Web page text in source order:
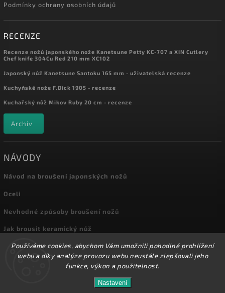
Používáme cookies, abychom Vám umožnili pohodlné prohlížení
webu a díky analýze provozu webu neustále zlepšovali jeho
funkce, výkon a použitelnost.
Nastavení
Přes 8000 nožů a dalšího příslušenství máme skladem
Podmínky ochrany osobních údajů
RECENZE
Recenze nožů japonského nože Kanetsune Petty KC-707 a XIN Cutlery
Chef knife 304Cu Red 210 mm XC102
Japonský nůž Kanetsune Santoku 165 mm - uživatelská recenze
Kuchyňské nože F.Dick 1905 - recenze
Kuchařský nůž Mikov Ruby 20 cm - recenze
Archiv
NÁVODY
Návod na broušení japonských nožů
Oceli
Nevhodné způsoby broušení nožů
Jak brousit keramický nůž
Archiv
Kuchyňské nože. Všechna práva vyhrazena.